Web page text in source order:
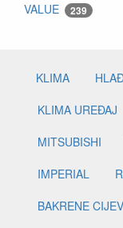
VALUE 239
KLIMA
KLIMA UREĐAJ
MITSUBISHI
IMPERIAL
BAKRENE